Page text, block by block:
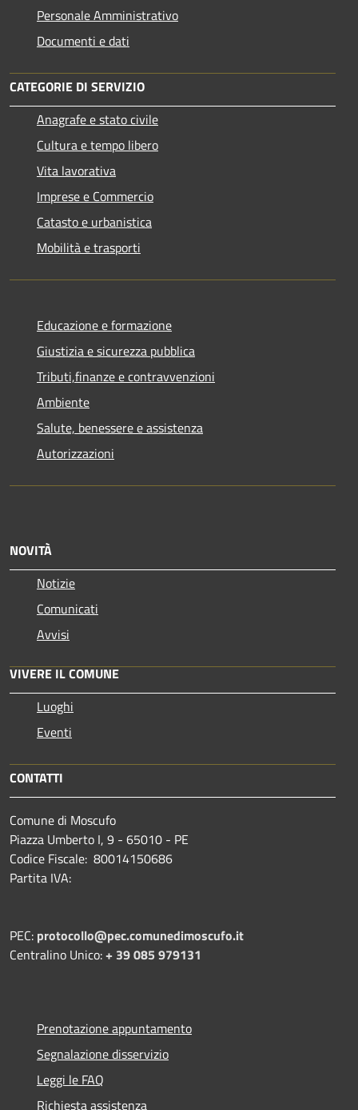
Personale Amministrativo
Documenti e dati
CATEGORIE DI SERVIZIO
Anagrafe e stato civile
Cultura e tempo libero
Vita lavorativa
Imprese e Commercio
Catasto e urbanistica
Mobilità e trasporti
Educazione e formazione
Giustizia e sicurezza pubblica
Tributi,finanze e contravvenzioni
Ambiente
Salute, benessere e assistenza
Autorizzazioni
NOVITÀ
Notizie
Comunicati
Avvisi
VIVERE IL COMUNE
Luoghi
Eventi
CONTATTI
Comune di Moscufo
Piazza Umberto I, 9 - 65010 - PE
Codice Fiscale: 80014150686
Partita IVA:
PEC: protocollo@pec.comunedimoscufo.it
Centralino Unico:+ 39 085 979131
Prenotazione appuntamento
Segnalazione disservizio
Leggi le FAQ
Richiesta assistenza